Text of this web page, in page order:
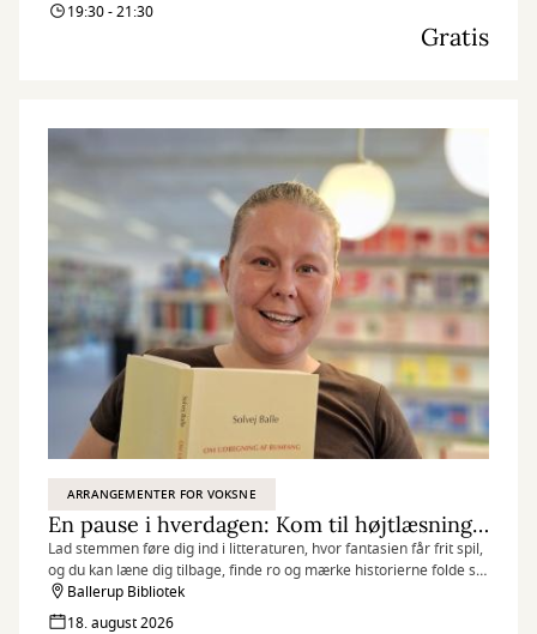
19:30 - 21:30
Gratis
ARRANGEMENTER FOR VOKSNE
En pause i hverdagen: Kom til højtlæsning og mærk historiernes nærvær
Lad stemmen føre dig ind i litteraturen, hvor fantasien får frit spil,
og du kan læne dig tilbage, finde ro og mærke historierne folde sig
ud. Ballerup Bibliotek
18. august 2026